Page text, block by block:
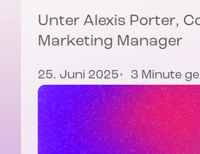
Unter Alexis Porter,
Marketing Manager
25. Juni 2025 3 Minute